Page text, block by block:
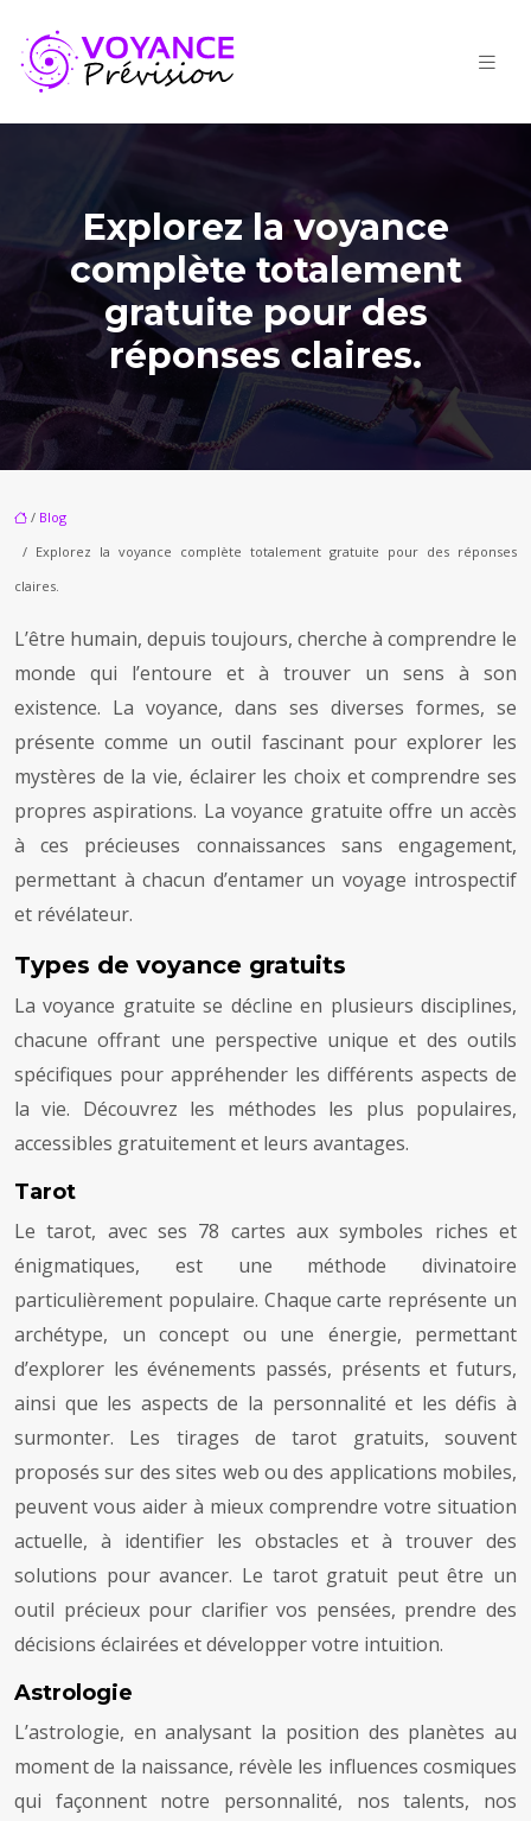
Explorez la voyance
complète totalement
gratuite pour des
réponses claires.
/ Blog
/ Explorez la voyance complète totalement gratuite pour des réponses
claires.
L’être humain, depuis toujours, cherche à comprendre le
monde qui l’entoure et à trouver un sens à son
existence. La voyance, dans ses diverses formes, se
présente comme un outil fascinant pour explorer les
mystères de la vie, éclairer les choix et comprendre ses
propres aspirations. La voyance gratuite offre un accès
à ces précieuses connaissances sans engagement,
permettant à chacun d’entamer un voyage introspectif
et révélateur.
Types de voyance gratuits
La voyance gratuite se décline en plusieurs disciplines,
chacune offrant une perspective unique et des outils
spécifiques pour appréhender les différents aspects de
la vie. Découvrez les méthodes les plus populaires,
accessibles gratuitement et leurs avantages.
Tarot
Le tarot, avec ses 78 cartes aux symboles riches et
énigmatiques, est une méthode divinatoire
particulièrement populaire. Chaque carte représente un
archétype, un concept ou une énergie, permettant
d’explorer les événements passés, présents et futurs,
ainsi que les aspects de la personnalité et les défis à
surmonter. Les tirages de tarot gratuits, souvent
proposés sur des sites web ou des applications mobiles,
peuvent vous aider à mieux comprendre votre situation
actuelle, à identifier les obstacles et à trouver des
solutions pour avancer. Le tarot gratuit peut être un
outil précieux pour clarifier vos pensées, prendre des
décisions éclairées et développer votre intuition.
Astrologie
L’astrologie, en analysant la position des planètes au
moment de la naissance, révèle les influences cosmiques
qui façonnent notre personnalité, nos talents, nos